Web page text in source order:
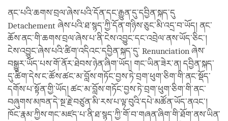
ནང་པའི་ཆགས་བྲལ་ཞེས་པའི་དོན་དང་རྒྱུན་དུ་དབྱིན་སྐད་དུ
Detachement ཞེས་པའི་ཐ་སྙད་ཀྱི་དོན་གཉིས་ཅུང་མི་འདྲ་བ་ཡོད། ནང་
ཆོས་ནང་གི་ཆགས་བྲལ་ཞེས་པ་ནི་ངེས་འབྱུང་དང་འབྲེལ་ནས་ཡོད་ཅིང་།
ངེས་འབྱུང་ཞེས་པའི་ཚིག་འདིའང་དབྱིན་སྐད་དུ་ Renunciation ཞེས་
བསྒྱུར་ཡོད་པས་གོ་ནོར་ཐེབས་ཉེན་ཞིག་ཡོད། གང་ཡིན་ཟེར་ན། དབྱིན་སྐད་
དུ་ཚིག་དེས་ང་ཚོས་ཚང་མ་བློས་གཏོང་བྱས་ཏེ་བྲག་ཕུག་ཅིག་གི་ནང་སྡོད་
དགོས་པ་སྟོན་གྱི་ཡོད། ཚང་མ་བློས་གཏོང་བྱས་ཏེ་བྲག་ཕུག་ཅིག་གི་ནང་
བཞུགས་མཁན་དེ་སྔ་རྗེ་བཙུན་མི་རས་པ་ལྟ་བུའི་དཔེ་མཚོན་ཡོད་ནའང་།
ཁོང་རྣམ་ཀྱིས་གང་མཛད་པ་ནི་ཐ་སྙད་ཀྱི་གོ་བ་གཞན་ཞིག་གི་ཐོག་ནས་ཡིན་